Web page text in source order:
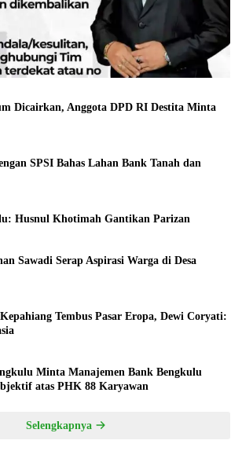
Dicairkan, Anggota DPD RI Destita Minta
SPSI Bahas Lahan Bank Tanah dan
Husnul Khotimah Gantikan Parizan
Sawadi Serap Aspirasi Warga di Desa
Tembus Pasar Eropa, Dewi Coryati:
Minta Manajemen Bank Bengkulu
atas PHK 88 Karyawan
Selengkapnya